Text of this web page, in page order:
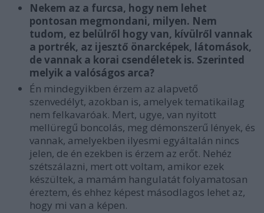
Nekem az a furcsa, hogy nem lehet
pontosan megmondani, milyen. Nem
tudom, ez belülről hogy van, kívülről vannak
a portrék, az ijesztő önarcképek, látomások,
de vannak a korai csendéletek is. Szerinted
melyik a valóságos arca?
Én mindegyikben érzem az alapvető
szenvedélyt, azokban is, amelyek tematikailag
nem felkavaróak. Mert, ugye, van nyitott
mellüregű boncolás, meg démonszerű lények, és
vannak, amelyekben ilyesmi egyáltalán nincs
jelen, de én ezekben is érzem az erőt. Nehéz
szétszálazni, mert ott voltam, amikor ezek
készültek, a mamám hangulatát folyamatosan
éreztem, és ehhez képest másodlagos lehet az,
hogy mi van a képen.